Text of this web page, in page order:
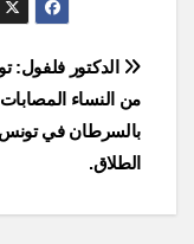
Post
من النساء المصابات
بالسرطان في
الطلاق.